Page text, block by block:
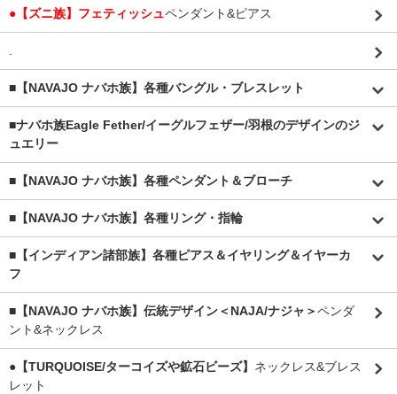
●【ズニ族】フェティッシュペンダント&ピアス
.
■【NAVAJO ナバホ族】各種バングル・ブレスレット
■ナバホ族Eagle Fether/イーグルフェザー/羽根のデザインのジ
ュエリー
■【NAVAJO ナバホ族】各種ペンダント＆ブローチ
■【NAVAJO ナバホ族】各種リング・指輪
■【インディアン諸部族】各種ピアス＆イヤリング＆イヤーカ
フ
■【NAVAJO ナバホ族】伝統デザイン＜NAJA/ナジャ＞ペンダ
ント&ネックレス
●【TURQUOISE/ターコイズや鉱石ビーズ】 ネックレス&ブレス
レット